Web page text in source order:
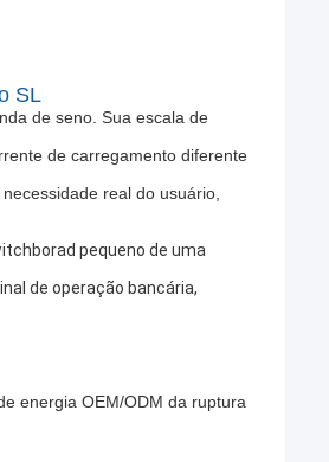
SL
de seno. Sua escala de
de carregamento diferente
real do usuário,
pequeno de uma
de operação bancária,
energia OEM/ODM da ruptura